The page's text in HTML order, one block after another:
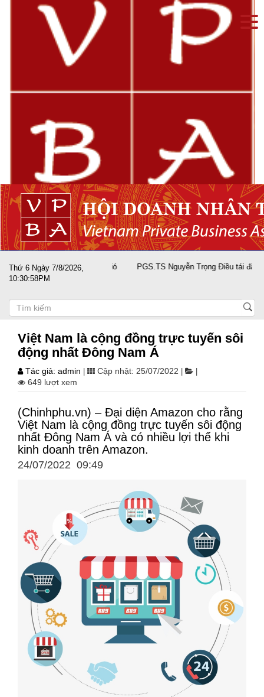
Thứ 6 Ngày 7/8/2026,
10:30:59PM
doanh nghiệp vượt sóng gió PGS.TS Nguyễn Trọng Điều tái đắc cử
Việt Nam là cộng đồng trực tuyến sôi
động nhất Đông Nam Á
Tác giả: admin Cập nhật: 25/07/2022
649 lượt xem
(Chinhphu.vn) – Đại diện Amazon cho rằng
Việt Nam là cộng đồng trực tuyến sôi động
nhất Đông Nam Á và có nhiều lợi thế khi
kinh doanh trên Amazon.
24/07/2022 09:49